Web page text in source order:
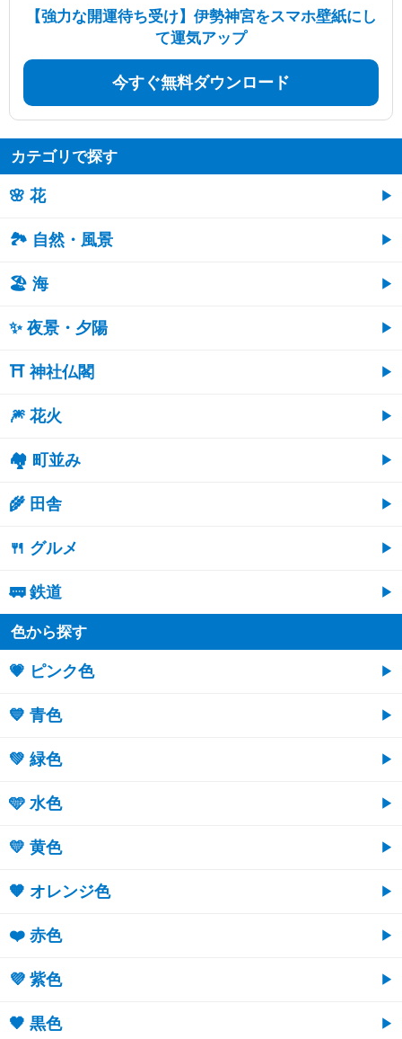
【強力な開運待ち受け】伊勢神宮をスマホ壁紙にし
て運気アップ
今すぐ無料ダウンロード
カテゴリで探す
🌸 花
🏞️ 自然・風景
🏖 海
✨ 夜景・夕陽
⛩ 神社仏閣
🎆 花火
🏘 町並み
🌾 田舎
🍴 グルメ
🚃 鉄道
色から探す
💗 ピンク色
💙 青色
💚 緑色
🩵 水色
💛 黄色
🧡 オレンジ色
❤️ 赤色
💜 紫色
🖤 黒色